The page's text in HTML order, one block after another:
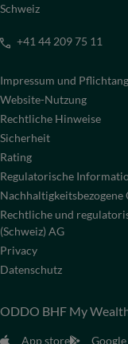
Schweiz
+41 44 209 75 11
Impressum und
Website-Nutzung
Rechtliche Hinweise
Sicherheit
Rating
Regulatorische
Nachhaltigkeitsbezogene
Rechtliche und
(Schweiz) AG
Privacy
Datenschutz
ODDO BHF My
App store